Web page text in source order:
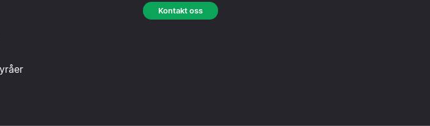
Kontakt oss